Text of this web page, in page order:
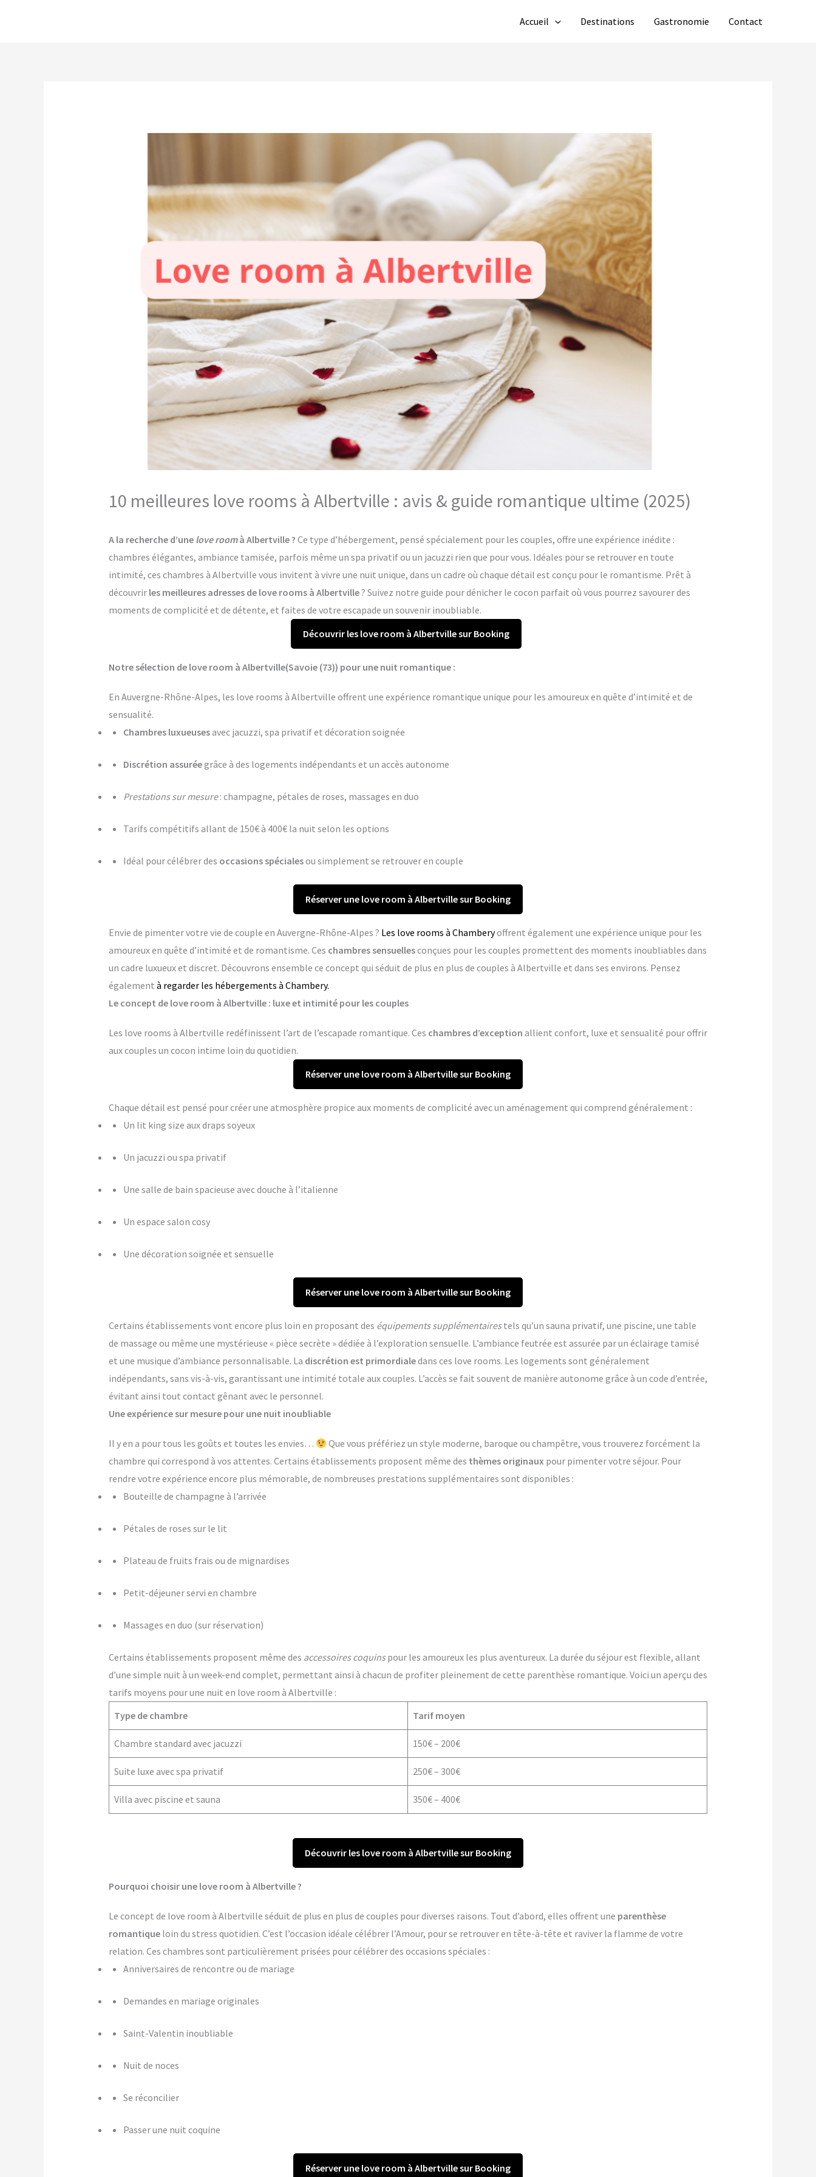
Accueil Destinations Gastronomie Contact
10 meilleures love rooms à Albertville : avis & guide romantique ultime (2025)
A la recherche d’une love roomà Albertville ? Ce type d’hébergement, pensé spécialement pour les couples, offre une expérience inédite :
chambres élégantes, ambiance tamisée, parfois même un spa privatif ou un jacuzzi rien que pour vous. Idéales pour se retrouver en toute
intimité, ces chambres à Albertville vous invitent à vivre une nuit unique, dans un cadre où chaque détail est conçu pour le romantisme. Prêt à
découvrir les meilleures adresses de love rooms à Albertville? Suivez notre guide pour dénicher le cocon parfait où vous pourrez savourer des
moments de complicité et de détente, et faites de votre escapade un souvenir inoubliable.
Découvrir les love room à Albertville sur Booking
Notre sélection de love room à Albertville(Savoie (73)) pour une nuit romantique :
En Auvergne-Rhône-Alpes, les love rooms à Albertville offrent une expérience romantique unique pour les amoureux en quête d’intimité et de
sensualité.
Chambres luxueusesavec jacuzzi, spa privatif et décoration soignée
Discrétion assuréegrâce à des logements indépendants et un accès autonome
Prestations sur mesure: champagne, pétales de roses, massages en duo
Tarifs compétitifs allant de 150€ à 400€ la nuit selon les options
Idéal pour célébrer des occasions spécialesou simplement se retrouver en couple
Réserver une love room à Albertville sur Booking
Envie de pimenter votre vie de couple en Auvergne-Rhône-Alpes ? Les love rooms à Chamberyoffrent également une expérience unique pour les
amoureux en quête d’intimité et de romantisme. Ces chambres sensuellesconçues pour les couples promettent des moments inoubliables dans
un cadre luxueux et discret. Découvrons ensemble ce concept qui séduit de plus en plus de couples à Albertville et dans ses environs. Pensez
également à regarder les hébergements à Chambery.
Le concept de love room à Albertville : luxe et intimité pour les couples
Les love rooms à Albertville redéfinissent l’art de l’escapade romantique. Ces chambres d’exception allient confort, luxe et sensualité pour offrir
aux couples un cocon intime loin du quotidien.
Réserver une love room à Albertville sur Booking
Chaque détail est pensé pour créer une atmosphère propice aux moments de complicité avec un aménagement qui comprend généralement :
Un lit king size aux draps soyeux
Un jacuzzi ou spa privatif
Une salle de bain spacieuse avec douche à l’italienne
Un espace salon cosy
Une décoration soignée et sensuelle
Réserver une love room à Albertville sur Booking
Certains établissements vont encore plus loin en proposant des équipements supplémentairestels qu’un sauna privatif, une piscine, une table
de massage ou même une mystérieuse « pièce secrète » dédiée à l’exploration sensuelle. L’ambiance feutrée est assurée par un éclairage tamisé
et une musique d’ambiance personnalisable. La discrétion est primordialedans ces love rooms. Les logements sont généralement
indépendants, sans vis-à-vis, garantissant une intimité totale aux couples. L’accès se fait souvent de manière autonome grâce à un code d’entrée,
évitant ainsi tout contact gênant avec le personnel.
Une expérience sur mesure pour une nuit inoubliable
Il y en a pour tous les goûts et toutes les envies…
Que vous préfériez un style moderne, baroque ou champêtre, vous trouverez forcément la
chambre qui correspond à vos attentes. Certains établissements proposent même des thèmes originaux pour pimenter votre séjour. Pour
rendre votre expérience encore plus mémorable, de nombreuses prestations supplémentaires sont disponibles :
Bouteille de champagne à l’arrivée
Pétales de roses sur le lit
Plateau de fruits frais ou de mignardises
Petit-déjeuner servi en chambre
Massages en duo (sur réservation)
Certains établissements proposent même des accessoires coquinspour les amoureux les plus aventureux. La durée du séjour est flexible, allant
d’une simple nuit à un week-end complet, permettant ainsi à chacun de profiter pleinement de cette parenthèse romantique. Voici un aperçu des
tarifs moyens pour une nuit en love room à Albertville :
Type de chambre
Tarif moyen
Chambre standard avec jacuzzi 150€ – 200€
Suite luxe avec spa privatif 250€ – 300€
Villa avec piscine et sauna 350€ – 400€
Découvrir les love room à Albertville sur Booking
Pourquoi choisir une love room à Albertville ?
Le concept de love room à Albertville séduit de plus en plus de couples pour diverses raisons. Tout d’abord, elles offrent une parenthèse
romantiqueloin du stress quotidien. C’est l’occasion idéale célébrer l’Amour, pour se retrouver en tête-à-tête et raviver la flamme de votre
relation. Ces chambres sont particulièrement prisées pour célébrer des occasions spéciales :
Anniversaires de rencontre ou de mariage
Demandes en mariage originales
Saint-Valentin inoubliable
Nuit de noces
Se réconcilier
Passer une nuit coquine
Réserver une love room à Albertville sur Booking